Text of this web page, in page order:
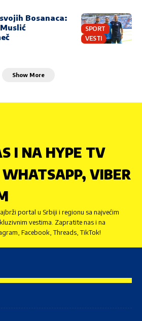
SPORT
VESTI
Bosanaca:
Show More
I NA HYPE TV
VIBER
portal u Srbiji i regionu sa najvećim
vestima. Zapratite nas i na
Facebook, Threads, TikTok!